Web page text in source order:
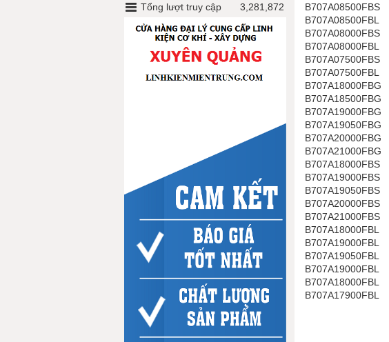
B707A08500FBS
B707A08500FBL
B707A08000FBS
B707A08000FBL
B707A07500FBS
B707A07500FBL
B707A18000FBG
B707A18500FBG
B707A19000FBG
B707A19050FBG
B707A20000FBG
B707A21000FBG
B707A18000FBS
B707A19000FBS
B707A19050FBS
B707A20000FBS
B707A21000FBS
B707A18000FBL
B707A19000FBL
B707A19050FBL
B707A19000FBL
B707A18000FBL
B707A17900FBL
Tổng lượt truy cập
3,281,872